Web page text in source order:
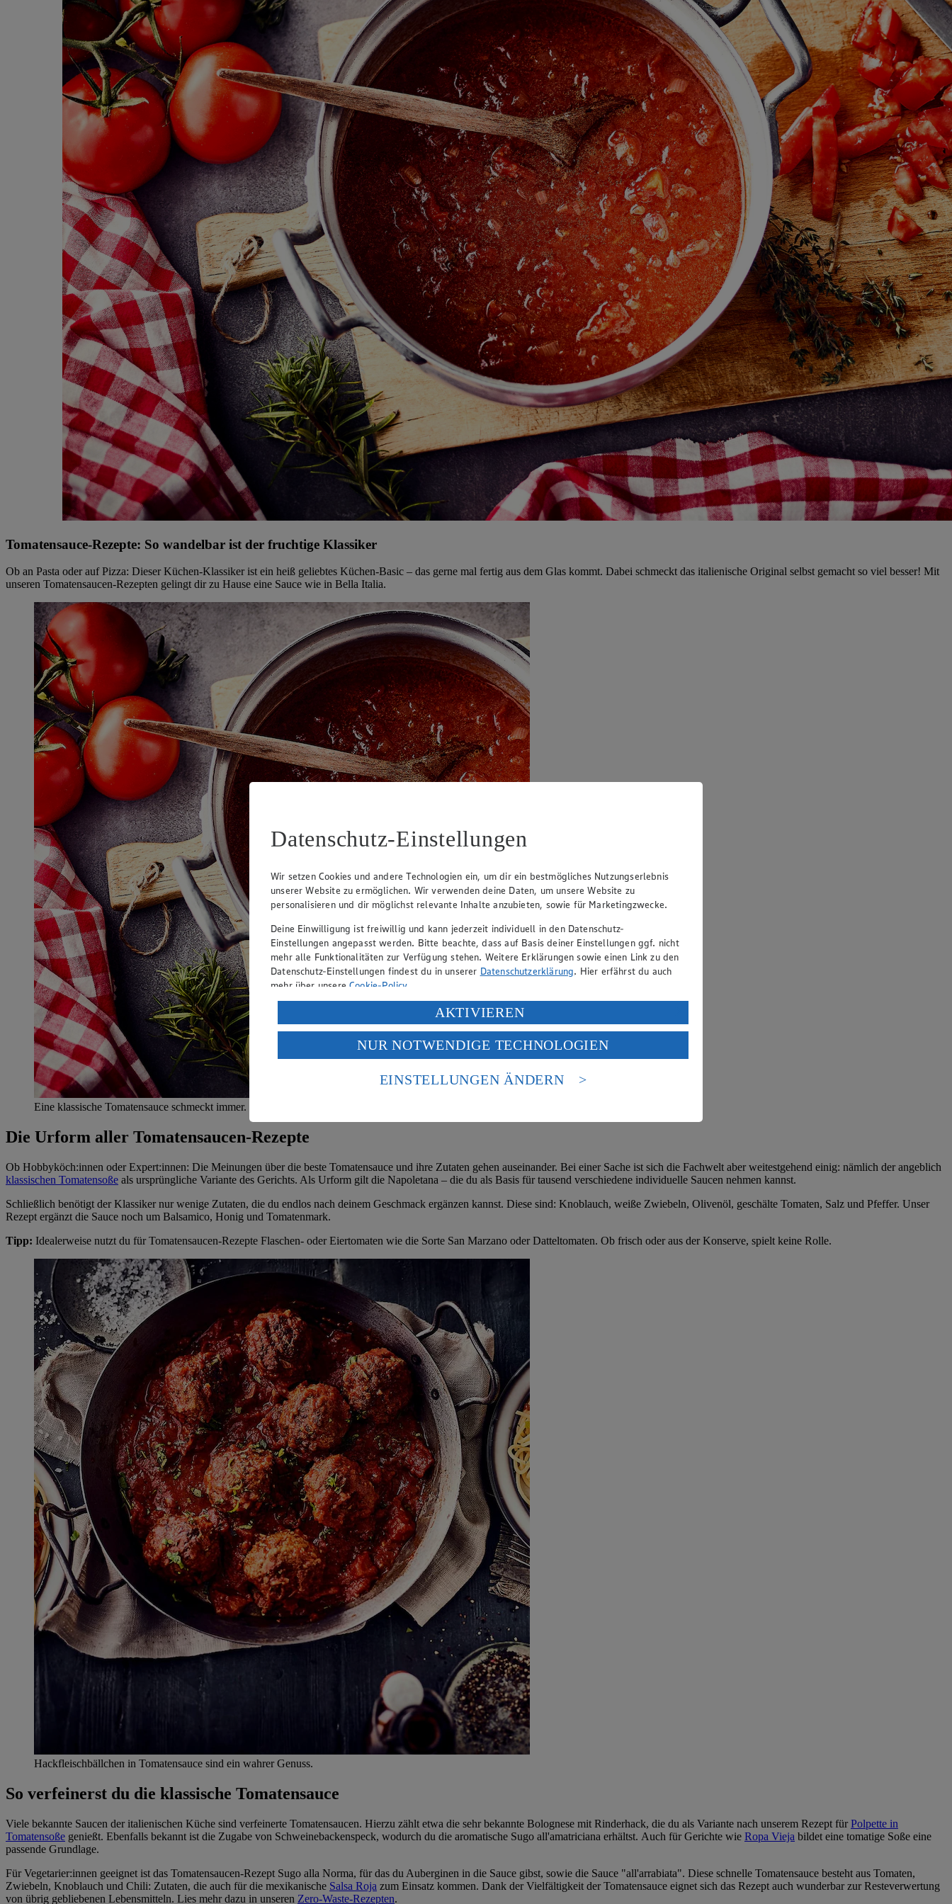
Tomatensauce-Rezepte: So wandelbar ist der fruchtige Klassiker
Ob an Pasta oder auf Pizza: Dieser Küchen-Klassiker ist ein heiß geliebtes Küchen-Basic – das gerne mal fertig aus dem Glas kommt. Dabei schmeckt das italienische Original selbst gemacht so viel besser! Mit
unseren Tomatensaucen-Rezepten gelingt dir zu Hause eine Sauce wie in Bella Italia.
Eine klassische Tomatensauce schmeckt immer.
Die Urform aller Tomatensaucen-Rezepte
Ob Hobbyköch:innen oder Expert:innen: Die Meinungen über die beste Tomatensauce und ihre Zutaten gehen auseinander. Bei einer Sache ist sich die Fachwelt aber weitestgehend einig: nämlich der angeblich
klassischen Tomatensoße als ursprüngliche Variante des Gerichts. Als Urform gilt die Napoletana – die du als Basis für tausend verschiedene individuelle Saucen nehmen kannst.
Schließlich benötigt der Klassiker nur wenige Zutaten, die du endlos nach deinem Geschmack ergänzen kannst. Diese sind: Knoblauch, weiße Zwiebeln, Olivenöl, geschälte Tomaten, Salz und Pfeffer. Unser
Rezept ergänzt die Sauce noch um Balsamico, Honig und Tomatenmark.
Tipp: Idealerweise nutzt du für Tomatensaucen-Rezepte Flaschen- oder Eiertomaten wie die Sorte San Marzano oder Datteltomaten. Ob frisch oder aus der Konserve, spielt keine Rolle.
Hackfleischbällchen in Tomatensauce sind ein wahrer Genuss.
So verfeinerst du die klassische Tomatensauce
Viele bekannte Saucen der italienischen Küche sind verfeinerte Tomatensaucen. Hierzu zählt etwa die sehr bekannte Bolognese mit Rinderhack, die du als Variante nach unserem Rezept fürPolpette in
Tomatensoße genießt. Ebenfalls bekannt ist die Zugabe von Schweinebackenspeck, wodurch du die aromatische Sugo all'amatriciana erhältst. Auch für Gerichte wie Ropa Vieja bildet eine tomatige Soße eine
passende Grundlage.
Für Vegetarier:innen geeignet ist das Tomatensaucen-Rezept Sugo alla Norma, für das du Auberginen in die Sauce gibst, sowie die Sauce "all'arrabiata". Diese schnelle Tomatensauce besteht aus Tomaten,
Zwiebeln, Knoblauch und Chili: Zutaten, die auch für die mexikanische Salsa Roja zum Einsatz kommen. Dank der Vielfältigkeit der Tomatensauce eignet sich das Rezept auch wunderbar zur Resteverwertung
von übrig gebliebenen Lebensmitteln. Lies mehr dazu in unseren Zero-Waste-Rezepten.
Datenschutz-Einstellungen
Wir setzen Cookies und andere Technologien ein, um dir ein bestmögliches Nutzungserlebnis
unserer Website zu ermöglichen. Wir verwenden deine Daten, um unsere Website zu
personalisieren und dir möglichst relevante Inhalte anzubieten, sowie für Marketingzwecke.
Deine Einwilligung ist freiwillig und kann jederzeit individuell in den Datenschutz-
Einstellungen angepasst werden. Bitte beachte, dass auf Basis deiner Einstellungen ggf. nicht
mehr alle Funktionalitäten zur Verfügung stehen. Weitere Erklärungen sowie einen Link zu den
Datenschutz-Einstellungen findest du in unserer Datenschutzerklärung. Hier erfährst du auch
mehr über unsereCookie-Policy.
Verarbeitung deiner personenbezogenen Daten in den USA durch Facebook und YouTube:
Wenn du auf „Aktivieren“ klickst, willigst du im Sinne des Art. 49 Abs. 1 Satz 1 lit. a) DSGVO
ein, dass deine Daten in den USA verarbeitet werden. Der EuGH sieht die USA als Land mit
einem nach europäischen Standards nicht angemessenen Datenschutzniveau an. Es besteht das
Risiko eines Zugriffs durch US-amerikanische Behörden.
AKTIVIEREN
NUR NOTWENDIGE TECHNOLOGIEN
EINSTELLUNGEN ÄNDERN